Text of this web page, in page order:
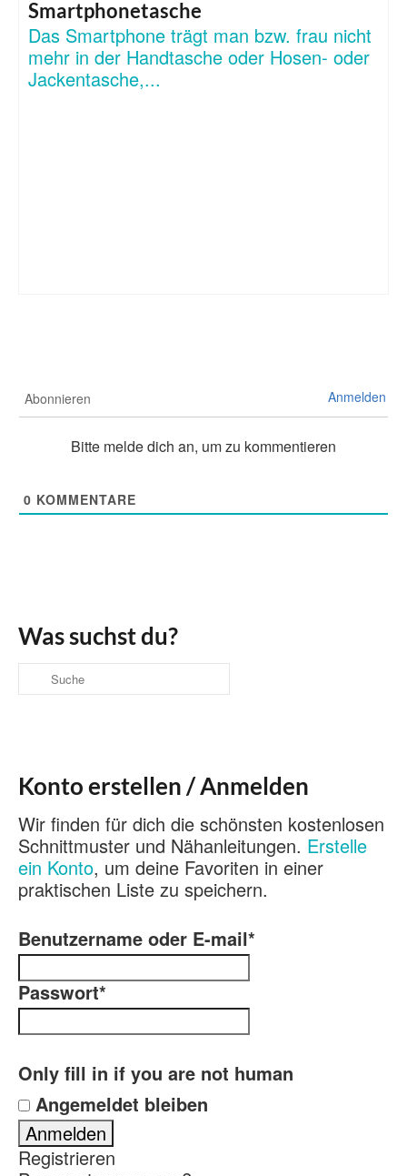
Smartphonetasche
Das Smartphone trägt man bzw. frau nicht
mehr in der Handtasche oder Hosen- oder
Jackentasche,...
Abonnieren Anmelden
Bitte melde dich an, um zu kommentieren
0 KOMMENTARE
Was suchst du?
Suche
nach:
Konto erstellen / Anmelden
Wir finden für dich die schönsten kostenlosen
Schnittmuster und Nähanleitungen. Erstelle
ein Konto, um deine Favoriten in einer
praktischen Liste zu speichern.
Benutzername oder E-mail*
Passwort*
Only fill in if you are not human
Angemeldet bleiben
Registrieren